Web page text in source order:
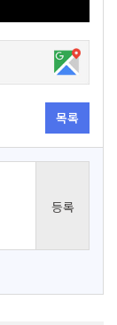
목록